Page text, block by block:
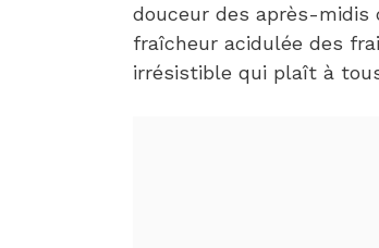
douceur des après-midis
fraîcheur acidulée des
irrésistible qui plaît à